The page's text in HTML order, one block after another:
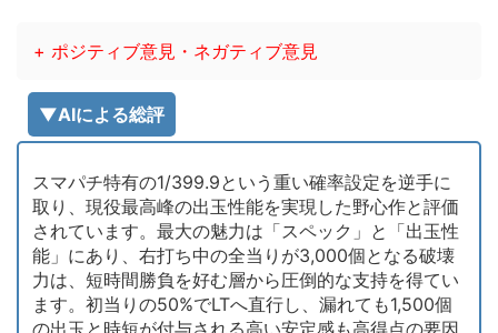
+ ポジティブ意見・ネガティブ意見
▼AIによる総評
スマパチ特有の1/399.9という重い確率設定を逆手に
取り、現役最高峰の出玉性能を実現した野心作と評価
されています。最大の魅力は「スペック」と「出玉性
能」にあり、右打ち中の全当りが3,000個となる破壊
力は、短時間勝負を好む層から圧倒的な支持を得てい
ます。初当りの50%でLTへ直行し、漏れても1,500個
の出玉と時短が付与される高い安定感も高得点の要因